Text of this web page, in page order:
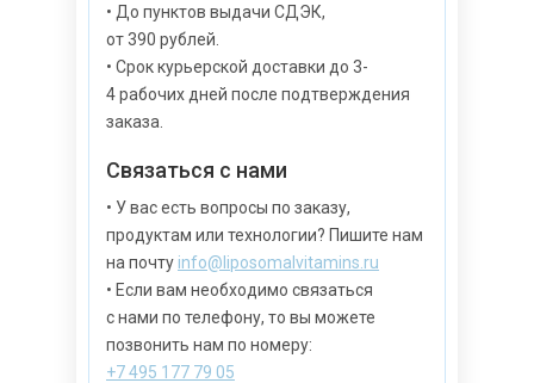
Связаться с нами
• До пунктов выдачи СДЭК,
от 390 рублей.
• Срок курьерской доставки до 3-
4 рабочих дней после подтверждения
заказа.
• У вас есть вопросы по заказу,
продуктам или технологии? Пишите нам
на почту info@liposomalvitamins.ru
• Если вам необходимо связаться
с нами по телефону, то вы можете
позвонить нам по номеру:
+7 495 177 79 05